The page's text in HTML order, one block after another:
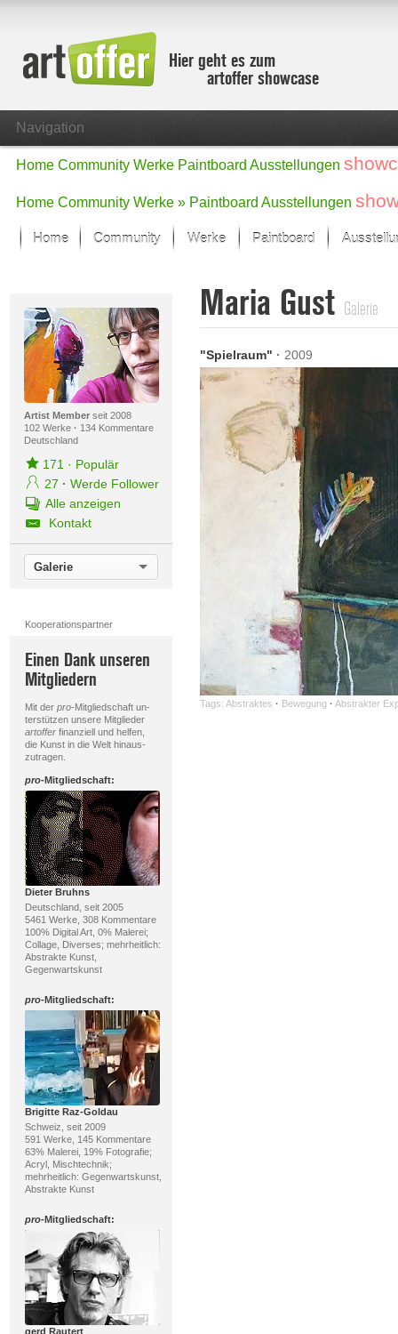
Hier geht es zum
artoffer showcase
Navigation
Home Community Werke Paintboard Ausstellungen
Home Community Werke » Paintboard Ausstellungen
Home Community Werke
Der letzte Monat im Fokus
Alle Fokus-Werke
Fokus-Werke
Neue Werke – Auswahl
Paintboard
Artist Memberseit 2008
102 Werke · 134 Kommentare
Deutschland
171 · Populär
27 · Werde Follower
Alle anzeigen
Kontakt
Galerie
Kooperationspartner
Einen Dank unseren
Mitgliedern
Mit der pro-Mitgliedschaft un-
terstützen unsere Mitglieder
artofferfinanziell und helfen,
die Kunst in die Welt hinaus-
zutragen.
pro-Mitgliedschaft:
Dieter Bruhns
Deutschland, seit 2005
5461 Werke, 308 Kommentare
100% Digital Art, 0% Malerei;
Collage, Diverses; mehrheitlich:
Abstrakte Kunst,
Gegenwartskunst
pro-Mitgliedschaft:
Brigitte Raz-Goldau
Schweiz, seit 2009
591 Werke, 145 Kommentare
63% Malerei, 19% Fotografie;
Acryl, Mischtechnik;
mehrheitlich: Gegenwartskunst,
Abstrakte Kunst
pro-Mitgliedschaft:
gerd Rautert
Maria Gust Galerie
"Spielraum" · 2009
Tags: Abstraktes · Bewegung · Abstrakter